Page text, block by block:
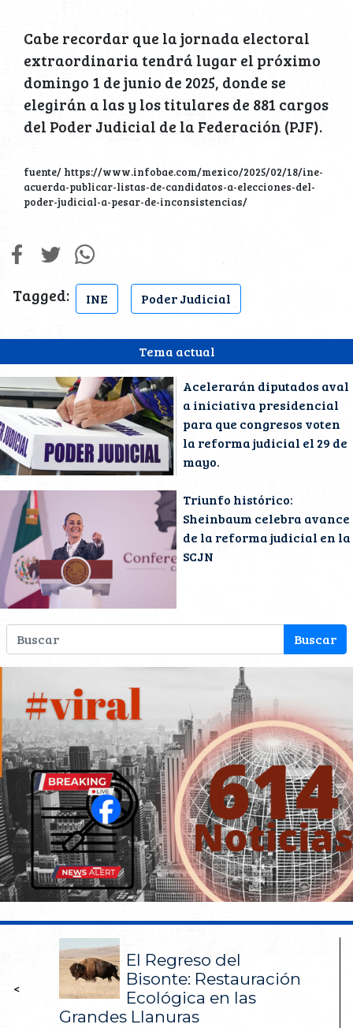
Tema actual
Acelerarán diputados aval
a iniciativa presidencial
para que congresos voten
la reforma judicial el 29 de
mayo.
Triunfo histórico:
Sheinbaum celebra avance
de la reforma judicial en la
SCJN
Cabe recordar que la jornada electoral
extraordinaria tendrá lugar el próximo
domingo 1 de junio de 2025, donde se
elegirán a las y los titulares de 881 cargos
del Poder Judicial de la Federación (PJF).
fuente/ https://www.infobae.com/mexico/2025/02/18/ine-
acuerda-publicar-listas-de-candidatos-a-elecciones-del-
poder-judicial-a-pesar-de-inconsistencias/
Tagged: INE Poder Judicial
<
El Regreso del
Bisonte: Restauración
Ecológica en las
Grandes Llanuras